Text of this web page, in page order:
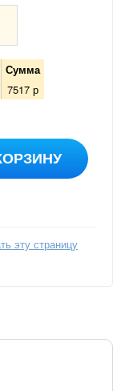
Сумма
7517р
эту страницу